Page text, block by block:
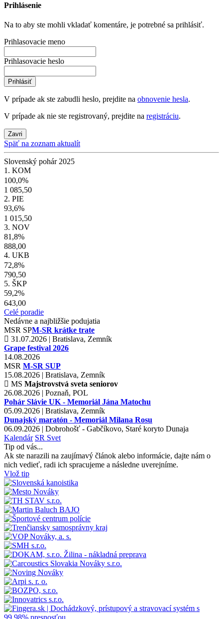
Prihlásenie
Na to aby ste mohli vkladať komentáre, je potrebné sa prihlásiť.
Prihlasovacie meno
Prihlasovacie heslo
Prihlásiť
V prípade ak ste zabudli heslo, prejdite na obnovenie hesla.
V prípade ak nie ste registrovaný, prejdite na registráciu.
Zavri
Späť na zoznam aktualít
Slovenský pohár 2025
1. KOM
100,0%
1 085,50
2. PIE
93,6%
1 015,50
3. NOV
81,8%
888,00
4. UKB
72,8%
790,50
5. ŠKP
59,2%
643,00
Celé poradie
Nedávne a najbližšie podujatia
MSR SPM-SR krátke trate
31.07.2026 | Bratislava, Zemník
Grape festival 2026
14.08.2026
MSR M-SR SUP
15.08.2026 | Bratislava, Zemník
MS Majstrovstvá sveta seniorov
26.08.2026 | Poznaň, POL
Pohár Slávie UK - Memoriál Jána Matochu
05.09.2026 | Bratislava, Zemník
Dunajský maratón - Memoriál Milana Rosu
06.09.2026 | Dobrohošť - Gabčíkovo, Staré koryto Dunaja
Kalendár SR Svet
Tip od vás...
Ak ste narazili na zaujímavý článok alebo informácie, dajte nám o
nich vedieť, radi ich spracujeme a následne uverejníme.
Vlož tip